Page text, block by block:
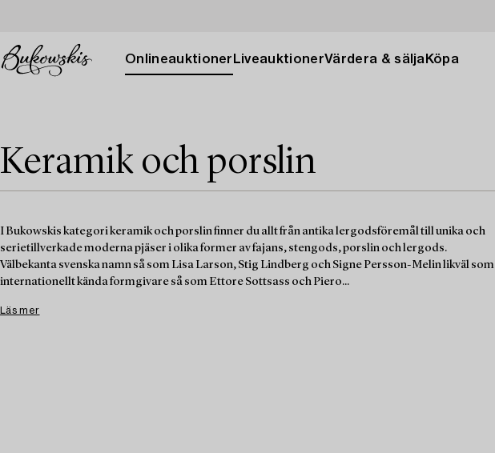
Onlineauktioner LiveauktionerVärdera & sälja Köpa
Keramik och porslin
I Bukowskis kategori keramik och porslin finner du allt från antika lergodsföremål till unika och
serietillverkade moderna pjäser i olika former av fajans, stengods, porslin och lergods.
Välbekanta svenska namn så som Lisa Larson, Stig Lindberg och Signe Persson-Melin likväl som
internationellt kända formgivare så som Ettore Sottsass och Piero...
Läs mer